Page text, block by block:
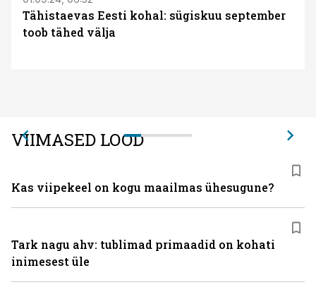
Tähistaevas Eesti kohal: sügiskuu september
toob tähed välja
VIIMASED LOOD
Kas viipekeel on kogu maailmas ühesugune?
Tark nagu ahv: tublimad primaadid on kohati
inimesest üle